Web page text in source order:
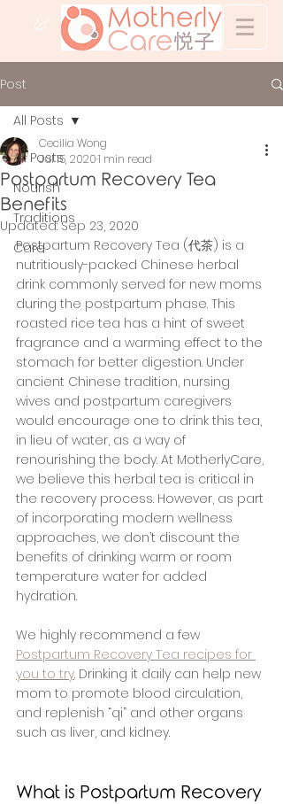
&
Post
All Posts
Nourish
Traditions
Care
All Posts
Postpartum Recovery Tea
Benefits
Cecilia Wong
Jul 15, 20201 min read
Updated:Sep 23, 2020
Postpartum Recovery Tea (代茶) is a
nutritiously-packed Chinese herbal
drink commonly served for new moms
during the postpartum phase. This
roasted rice tea has a hint of sweet
fragrance and a warming effect to the
stomach for better digestion. Under
ancient Chinese tradition, nursing
wives and postpartum caregivers
would encourage one to drink this tea,
in lieu of water, as a way of
renourishing the body. At MotherlyCare,
we believe this herbal tea is critical in
the recovery process. However, as part
of incorporating modern wellness
approaches, we don’t discount the
benefits of drinking warm or room
temperature water for added
hydration.
We highly recommend a few
Postpartum Recovery Tea recipes for
you to try. Drinking it daily can help new
mom to promote blood circulation,
and replenish “qi” and other organs
such as liver, and kidney.
What is Postpartum Recovery